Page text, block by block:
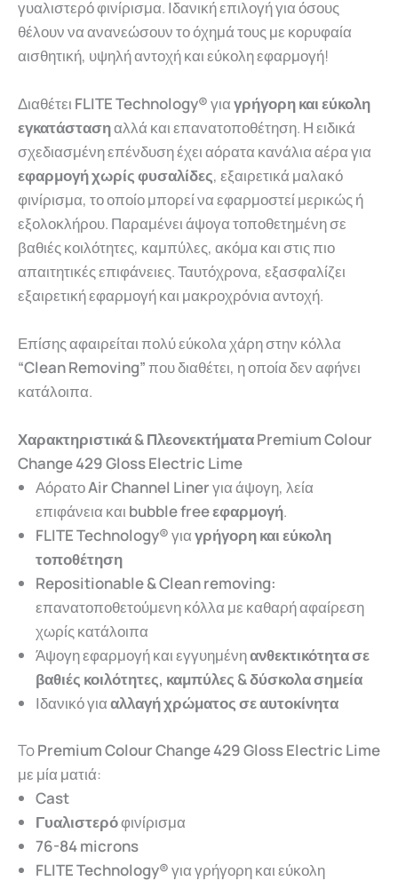
γυαλιστερό φινίρισμα. Ιδανική επιλογή για όσους
θέλουν να ανανεώσουν το όχημά τους με κορυφαία
αισθητική, υψηλή αντοχή και εύκολη εφαρμογή!
Διαθέτει FLITE Technology®γιαγρήγορη και εύκολη
εγκατάστασηαλλά και επανατοποθέτηση. Η ειδικά
σχεδιασμένη επένδυσηέχειαόρατα κανάλιααέραγια
εφαρμογή χωρίς φυσαλίδες, εξαιρετικά μαλακό
φινίρισμα, τοοποίομπορεί να εφαρμοστεί μερικώς ή
εξολοκλήρου. Παραμένει άψογα τοποθετημένη σε
βαθιές κοιλότητες, καμπύλες, ακόμα και στις πιο
απαιτητικές επιφάνειες. Ταυτόχρονα, εξασφαλίζει
εξαιρετική εφαρμογή και μακροχρόνια αντοχή.
Επίσης αφαιρείται πολύ εύκολα χάρη στην κόλλα
“Clean Removing”που διαθέτει, η οποία δεν αφήνει
κατάλοιπα.
Χαρακτηριστικά & Πλεονεκτήματα Premium Colour
Change 429 Gloss Electric Lime
ΑόρατοAir Channel Linerγια άψογη, λεία
επιφάνεια και bubble free εφαρμογή.
FLITE Technology®γιαγρήγορη και εύκολη
τοποθέτηση
Repositionable & Clean removing:
επανατοποθετούμενη κόλλα με καθαρή αφαίρεση
χωρίς κατάλοιπα
Άψογη εφαρμογή και εγγυημένηανθεκτικότητα σε
βαθιές κοιλότητες, καμπύλες & δύσκολα σημεία
Ιδανικό γιααλλαγή χρώματος σε αυτοκίνητα
ToPremium Colour Change 429 Gloss Electric Lime
με μία ματιά:
Cast
Γυαλιστερόφινίρισμα
76-84 microns
FLITE Technology®για γρήγορη και εύκολη